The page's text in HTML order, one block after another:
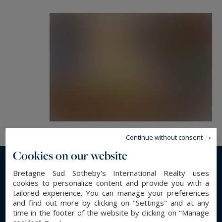
2 petits greniers.
Le jardin très arboré et fleuri est doté d'un abri
pour l'outillage et d'une terrasse ombragée.
2 garages à portes mécanisées et accès direct au
hall d’entrée, complètent la propriété.
Read more...
GENERAL DESCRIPTION
Cookies on our website
Bretagne Sud Sotheby's International Realty uses
cookies to personalize content and provide you with a
tailored experience. You can manage your preferences
and find out more by clicking on "Settings" and at any
time in the footer of the website by clicking on "Manage
Continue without consent